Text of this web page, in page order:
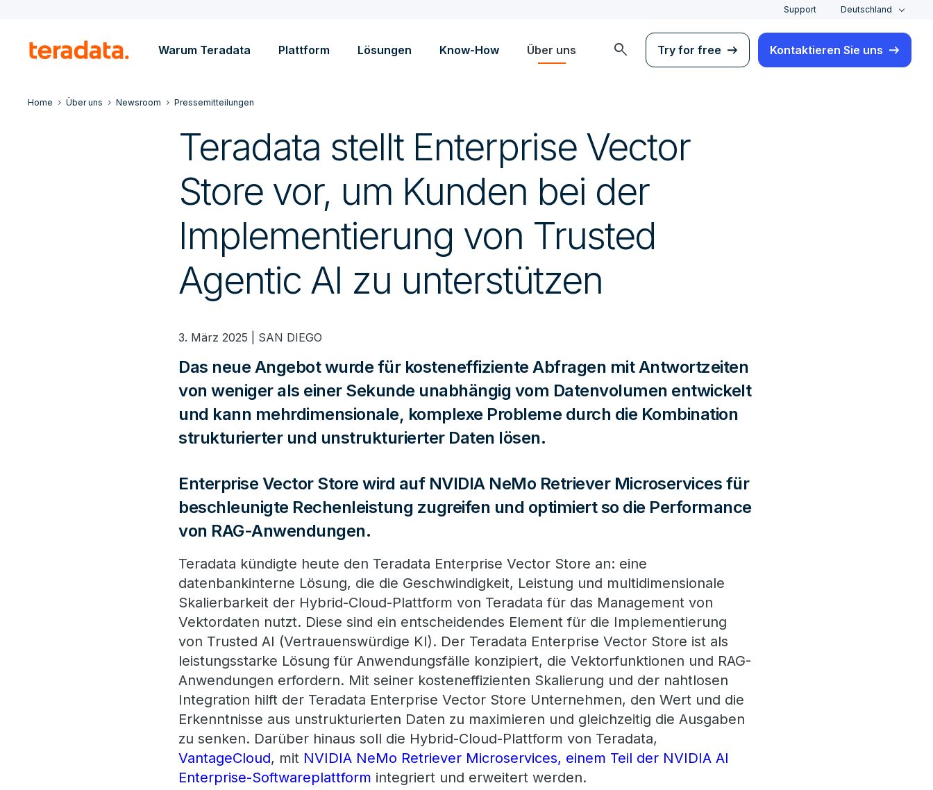
Support Deutschland
Warum Teradata Plattform Lösungen Know-How Über uns search Try for free Kontaktieren Sie uns
Home Über uns Newsroom Pressemitteilungen
Teradata stellt Enterprise Vector
Store vor, um Kunden bei der
Implementierung von Trusted
Agentic AI zu unterstützen
3. März 2025 | SAN DIEGO
Das neue Angebot wurde für kosteneffiziente Abfragen mit Antwortzeiten
von weniger als einer Sekunde unabhängig vom Datenvolumen entwickelt
und kann mehrdimensionale, komplexe Probleme durch die Kombination
strukturierter und unstrukturierter Daten lösen.
Enterprise Vector Store wird auf NVIDIA NeMo Retriever Microservices für
beschleunigte Rechenleistung zugreifen und optimiert so die Performance
von RAG-Anwendungen.
Teradata kündigte heute den Teradata Enterprise Vector Store an: eine
datenbankinterne Lösung, die die Geschwindigkeit, Leistung und multidimensionale
Skalierbarkeit der Hybrid-Cloud-Plattform von Teradata für das Management von
Vektordaten nutzt. Diese sind ein entscheidendes Element für die Implementierung
von Trusted AI (Vertrauenswürdige KI). Der Teradata Enterprise Vector Store ist als
leistungsstarke Lösung für Anwendungsfälle konzipiert, die Vektorfunktionen und RAG-
Anwendungen erfordern. Mit seiner kosteneffizienten Skalierung und der nahtlosen
Integration hilft der Teradata Enterprise Vector Store Unternehmen, den Wert und die
Erkenntnisse aus unstrukturierten Daten zu maximieren und gleichzeitig die Ausgaben
zu senken. Darüber hinaus soll die Hybrid-Cloud-Plattform von Teradata,
VantageCloud, mit NVIDIA NeMo Retriever Microservices, einem Teil der NVIDIA AI
Enterprise-Softwareplattform integriert und erweitert werden.